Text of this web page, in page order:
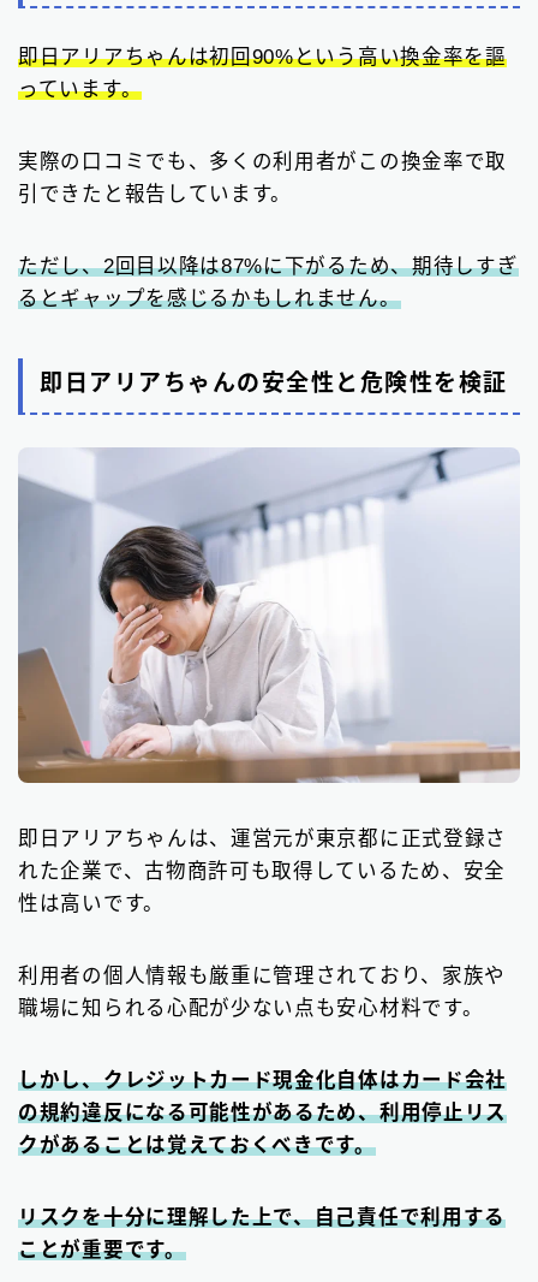
即日アリアちゃんは初回90%という高い換金率を謳
っています。
実際の口コミでも、多くの利用者がこの換金率で取
引できたと報告しています。
ただし、2回目以降は87%に下がるため、期待しすぎ
るとギャップを感じるかもしれません。
即日アリアちゃんの安全性と危険性を検証
即日アリアちゃんは、運営元が東京都に正式登録さ
れた企業で、古物商許可も取得しているため、安全
性は高いです。
利用者の個人情報も厳重に管理されており、家族や
職場に知られる心配が少ない点も安心材料です。
しかし、クレジットカード現金化自体はカード会社
の規約違反になる可能性があるため、利用停止リス
クがあることは覚えておくべきです。
リスクを十分に理解した上で、自己責任で利用する
ことが重要です。